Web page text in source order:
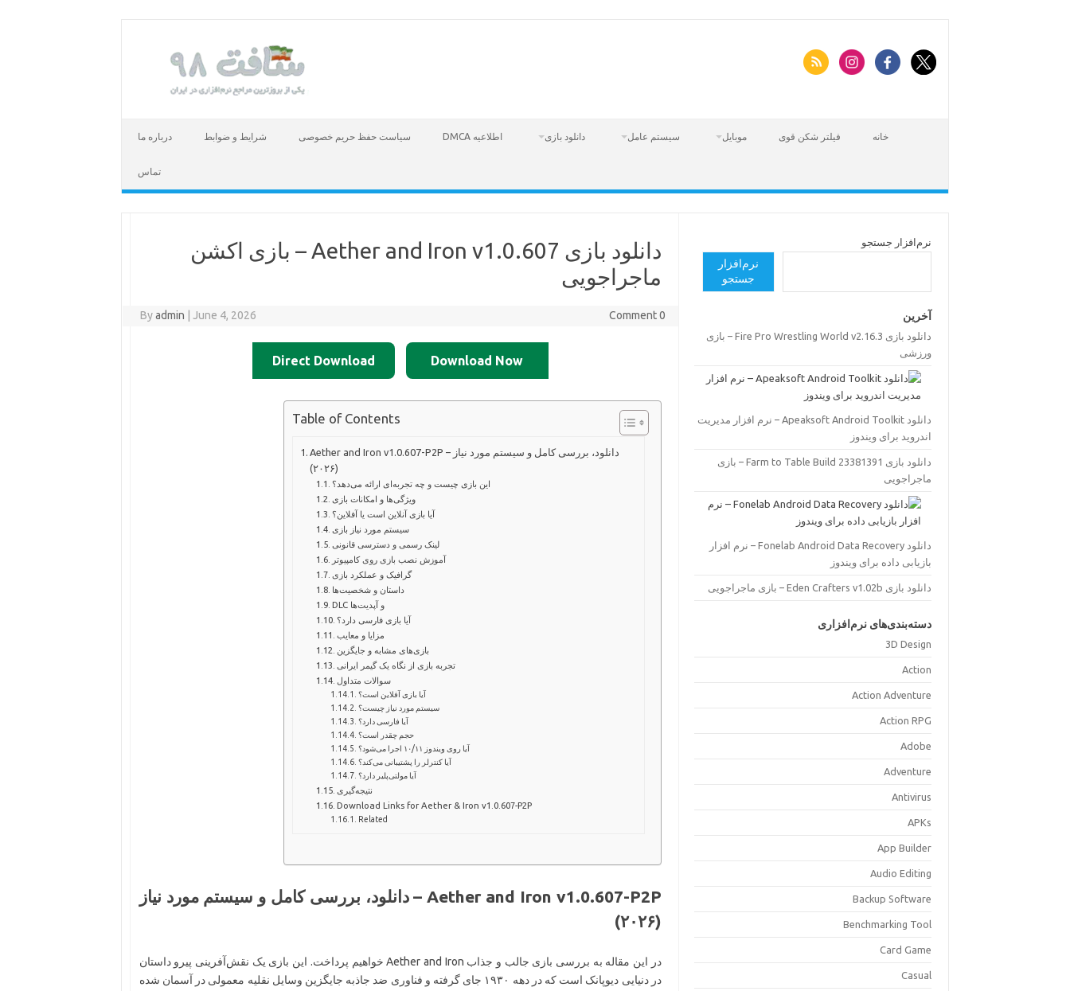
خانه فیلتر شکن قوی موبایل سیستم عامل دانلود بازی اطلاعیه DMCA سیاست حفظ حریم خصوصی شرایط و ضوابط درباره ما
تماس
دانلود بازی Aether and Iron v1.0.607 – بازی اکشن
ماجراجویی
Byadmin June 4, 2026 0 Comment
Download Now
Direct Download
Table of Contents
Aether and Iron v1.0.607-P2P – دانلود، بررسی کامل و سیستم مورد نیاز
(۲۰۲۶)
این بازی چیست و چه تجربه‌ای ارائه می‌دهد؟
ویژگی‌ها و امکانات بازی
آیا بازی آنلاین است یا آفلاین؟
سیستم مورد نیاز بازی
لینک رسمی و دسترسی قانونی
آموزش نصب بازی روی کامپیوتر
گرافیک و عملکرد بازی
داستان و شخصیت‌ها
DLC و آپدیت‌ها
آیا بازی فارسی دارد؟
مزایا و معایب
بازی‌های مشابه و جایگزین
تجربه بازی از نگاه یک گیمر ایرانی
سوالات متداول
آیا بازی آفلاین است؟
سیستم مورد نیاز چیست؟
آیا فارسی دارد؟
حجم چقدر است؟
آیا روی ویندوز ۱۰/۱۱ اجرا می‌شود؟
آیا کنترلر را پشتیبانی می‌کند؟
آیا مولتی‌پلیر دارد؟
نتیجه‌گیری
Download Links for Aether & Iron v1.0.607-P2P
Related
Aether and Iron v1.0.607-P2P – دانلود، بررسی کامل و سیستم مورد نیاز
(۲۰۲۶)
در این مقاله به بررسی بازی جالب و جذاب Aether and Iron خواهیم پرداخت. این بازی یک نقش‌آفرینی پیرو داستان
در دنیایی دیوپانک است که در دهه ۱۹۳۰ جای گرفته و فناوری ضد جاذبه جایگزین وسایل نقلیه معمولی در آسمان شده
نرم‌افزار جستجو
نرم‌افزار
جستجو
آخرین
دانلود بازی Fire Pro Wrestling World v2.16.3 – بازی
ورزشی
دانلود Apeaksoft Android Toolkit – نرم افزار مدیریت
اندروید برای ویندوز
دانلود بازی Farm to Table Build 23381391 – بازی
ماجراجویی
دانلود Fonelab Android Data Recovery – نرم افزار
بازیابی داده برای ویندوز
دانلود بازی Eden Crafters v1.02b – بازی ماجراجویی
دسته‌بندی‌های نرم‌افزاری
3D Design
Action
Action Adventure
Action RPG
Adobe
Adventure
Antivirus
APKs
App Builder
Audio Editing
Backup Software
Benchmarking Tool
Card Game
Casual